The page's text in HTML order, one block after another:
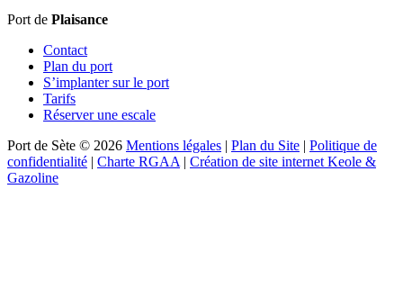
Port de Plaisance
Contact
Plan du port
S’implanter sur le port
Tarifs
Réserver une escale
Port de Sète © 2026 Mentions légales | Plan du Site | Politique de
confidentialité | Charte RGAA| Création de site internet Keole &
Gazoline